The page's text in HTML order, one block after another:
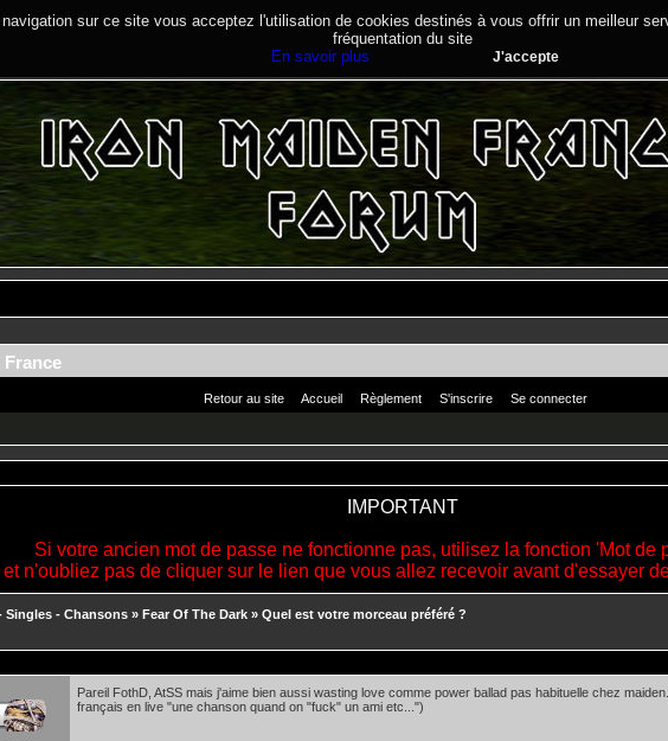
sur ce site vous acceptez l'utilisation de cookies destinés à vous offrir un meilleur
fréquentation du site
En savoir plus
J'accepte
France
Retour au site Accueil Règlement S'inscrire Se connecter
IMPORTANT
Si votre ancien mot de passe ne fonctionne pas, utilisez la fonction 'Mot de
et n'oubliez pas de cliquer sur le lien que vous allez recevoir avant d'essayer
- Chansons » Fear Of The Dark » Quel est votre morceau préféré ?
Pareil FothD, AtSS mais j'aime bien aussi wasting love comme power ballad pas habituelle chez
français en live "une chanson quand on "fuck" un ami etc...")